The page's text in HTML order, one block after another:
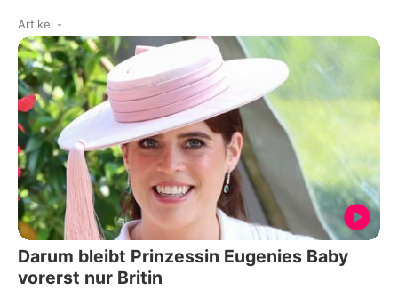
Artikel -
Darum bleibt Prinzessin Eugenies Baby
vorerst nur Britin